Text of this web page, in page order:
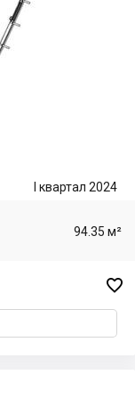
I квартал 2024
94.35 м²
